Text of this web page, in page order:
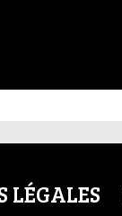
LÉGALES